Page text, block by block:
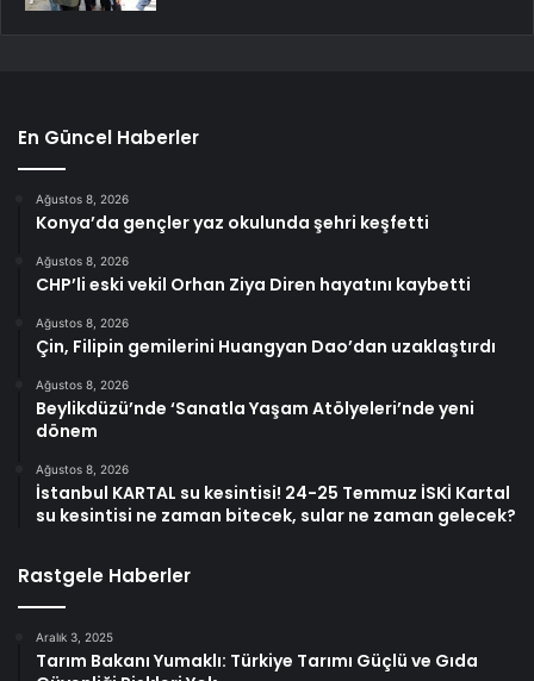
En Güncel Haberler
Ağustos 8, 2026
Konya’da gençler yaz okulunda şehri keşfetti
Ağustos 8, 2026
CHP’li eski vekil Orhan Ziya Diren hayatını kaybetti
Ağustos 8, 2026
Çin, Filipin gemilerini Huangyan Dao’dan uzaklaştırdı
Ağustos 8, 2026
Beylikdüzü’nde ‘Sanatla Yaşam Atölyeleri’nde yeni
dönem
Ağustos 8, 2026
İstanbul KARTAL su kesintisi! 24-25 Temmuz İSKİ Kartal
su kesintisi ne zaman bitecek, sular ne zaman gelecek?
Rastgele Haberler
Aralık 3, 2025
Tarım Bakanı Yumaklı: Türkiye Tarımı Güçlü ve Gıda